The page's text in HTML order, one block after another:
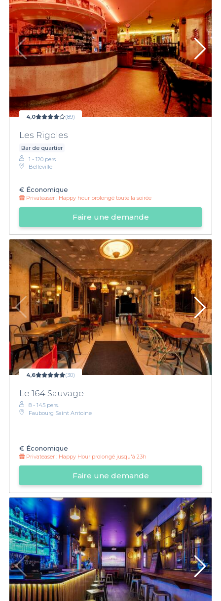
4,0 (89)
Les Rigoles
Bar de quartier
1 - 120 pers.
Belleville
€ Économique
Privateaser : Happy hour prolongé toute la soirée
Faire une demande
4,6 (30)
Le 164 Sauvage
8 - 145 pers.
Faubourg Saint Antoine
€ Économique
Privateaser : Happy Hour prolongé jusqu'à 23h
Faire une demande